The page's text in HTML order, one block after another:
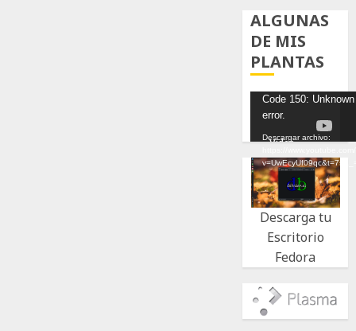
ALGUNAS
DE MIS
PLANTAS
Reproductor
de
vídeo
Code 150: Unknown
error.
Descargar archivo:
Descarga tu
Escritorio
Fedora